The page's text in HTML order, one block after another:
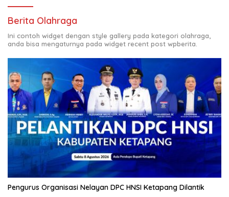
Berita Olahraga
Ini contoh widget dengan style gallery pada kategori olahraga,
anda bisa mengaturnya pada widget recent post wpberita.
Pengurus Organisasi Nelayan DPC HNSI Ketapang Dilantik